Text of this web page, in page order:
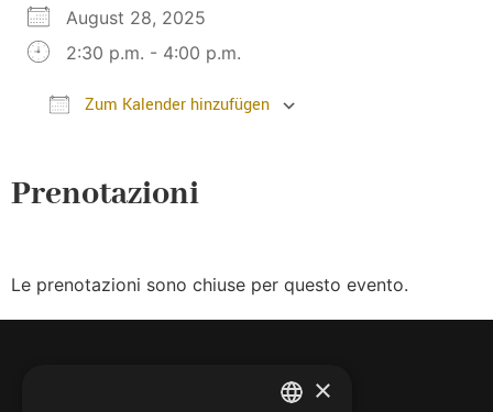
August 28, 2025
2:30 p.m. - 4:00 p.m.
Zum Kalender hinzufügen
Prenotazioni
Le prenotazioni sono chiuse per questo evento.
×